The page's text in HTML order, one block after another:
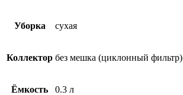
Уборка сухая
Коллектор без мешка (циклонный фильтр)
Ёмкость 0.3 л